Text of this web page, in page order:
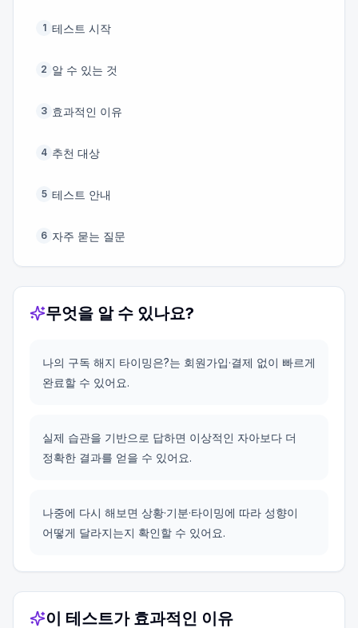
1 테스트 시작
2 알 수 있는 것
3 효과적인 이유
4 추천 대상
5 테스트 안내
6 자주 묻는 질문
무엇을 알 수 있나요?
나의 구독 해지 타이밍은?는 회원가입·결제 없이 빠르게
완료할 수 있어요.
실제 습관을 기반으로 답하면 이상적인 자아보다 더
정확한 결과를 얻을 수 있어요.
나중에 다시 해보면 상황·기분·타이밍에 따라 성향이
어떻게 달라지는지 확인할 수 있어요.
이 테스트가 효과적인 이유